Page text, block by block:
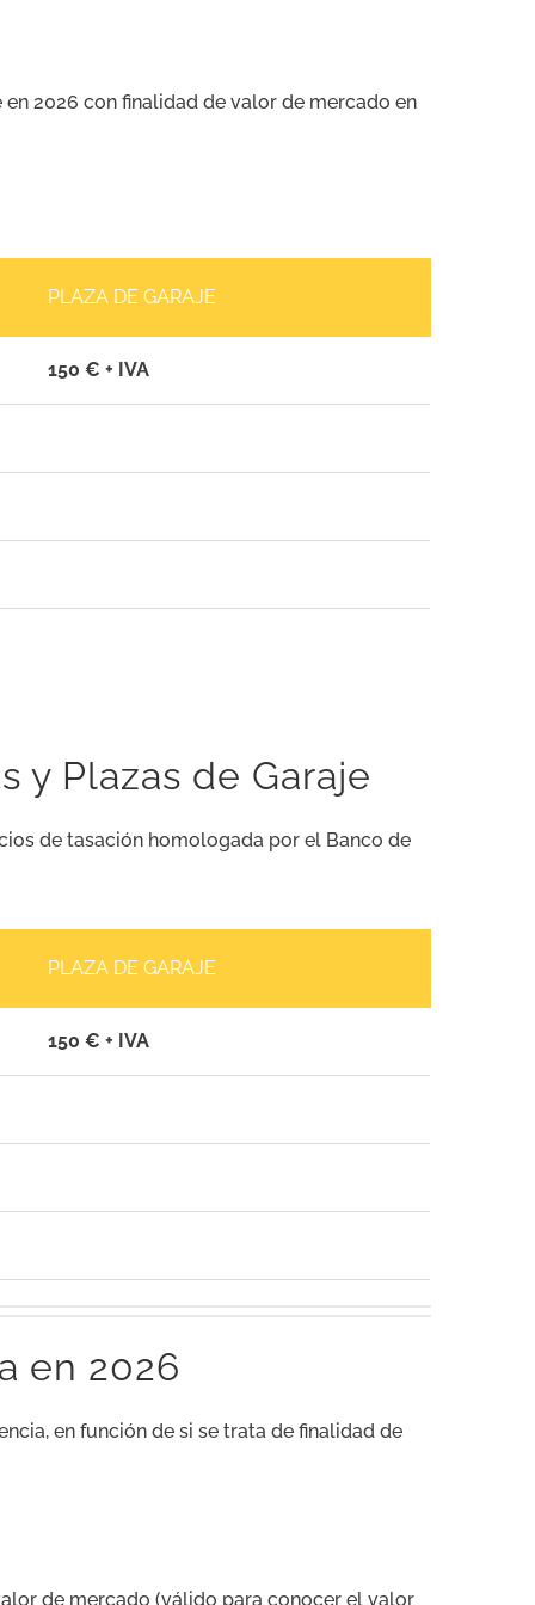
2026 con finalidad de valor de mercado en
PLAZA DE GARAJE
150 € + IVA
y Plazas de Garaje
de tasación homologada por el Banco de
PLAZA DE GARAJE
150 € + IVA
en 2026
en función de si se trata de finalidad de
de mercado (válido para conocer el valor